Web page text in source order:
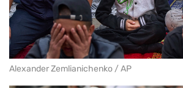
Alexander Zemlianichenko / AP